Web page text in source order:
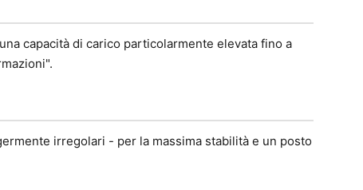
capacità di carico particolarmente elevata fino a
irregolari - per la massima stabilità e un posto